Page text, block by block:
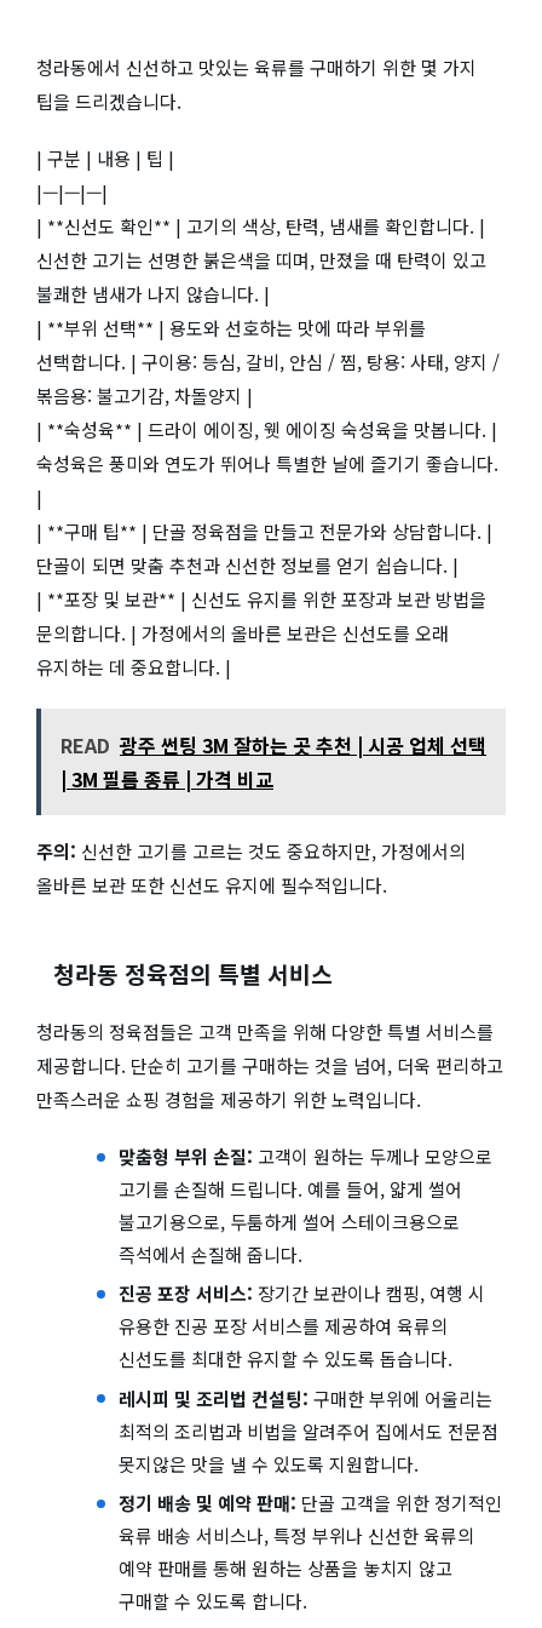
청라동에서 신선하고 맛있는 육류를 구매하기 위한 몇 가지
팁을 드리겠습니다.
| 구분 | 내용 | 팁 |
|—|—|—|
| **신선도 확인** | 고기의 색상, 탄력, 냄새를 확인합니다. |
신선한 고기는 선명한 붉은색을 띠며, 만졌을 때 탄력이 있고
불쾌한 냄새가 나지 않습니다. |
| **부위 선택** | 용도와 선호하는 맛에 따라 부위를
선택합니다. | 구이용: 등심, 갈비, 안심 / 찜, 탕용: 사태, 양지 /
볶음용: 불고기감, 차돌양지 |
| **숙성육** | 드라이 에이징, 웻 에이징 숙성육을 맛봅니다. |
숙성육은 풍미와 연도가 뛰어나 특별한 날에 즐기기 좋습니다.
|
| **구매 팁** | 단골 정육점을 만들고 전문가와 상담합니다. |
단골이 되면 맞춤 추천과 신선한 정보를 얻기 쉽습니다. |
| **포장 및 보관** | 신선도 유지를 위한 포장과 보관 방법을
문의합니다. | 가정에서의 올바른 보관은 신선도를 오래
유지하는 데 중요합니다. |
READ 광주 썬팅 3M 잘하는 곳 추천 | 시공 업체 선택
| 3M 필름 종류 | 가격 비교
주의: 신선한 고기를 고르는 것도 중요하지만, 가정에서의
올바른 보관 또한 신선도 유지에 필수적입니다.
청라동 정육점의 특별 서비스
청라동의 정육점들은 고객 만족을 위해 다양한 특별 서비스를
제공합니다. 단순히 고기를 구매하는 것을 넘어, 더욱 편리하고
만족스러운 쇼핑 경험을 제공하기 위한 노력입니다.
맞춤형 부위 손질: 고객이 원하는 두께나 모양으로
고기를 손질해 드립니다. 예를 들어, 얇게 썰어
불고기용으로, 두툼하게 썰어 스테이크용으로
즉석에서 손질해 줍니다.
진공 포장 서비스: 장기간 보관이나 캠핑, 여행 시
유용한 진공 포장 서비스를 제공하여 육류의
신선도를 최대한 유지할 수 있도록 돕습니다.
레시피 및 조리법 컨설팅: 구매한 부위에 어울리는
최적의 조리법과 비법을 알려주어 집에서도 전문점
못지않은 맛을 낼 수 있도록 지원합니다.
정기 배송 및 예약 판매: 단골 고객을 위한 정기적인
육류 배송 서비스나, 특정 부위나 신선한 육류의
예약 판매를 통해 원하는 상품을 놓치지 않고
구매할 수 있도록 합니다.